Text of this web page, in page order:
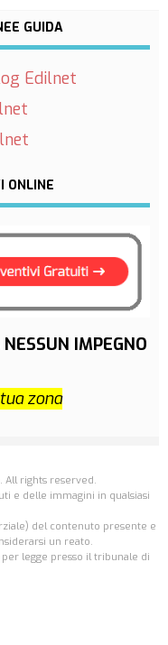
GUIDA
Edilnet
ONLINE
IMPEGNO
zona
rights reserved.
e delle immagini in qualsiasi
del contenuto presente e
un reato.
legge presso il tribunale di